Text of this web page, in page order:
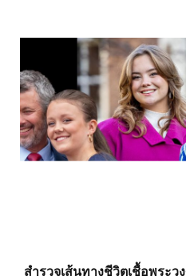
สำรวจเส้นทางชีวิตเชื้อพระว